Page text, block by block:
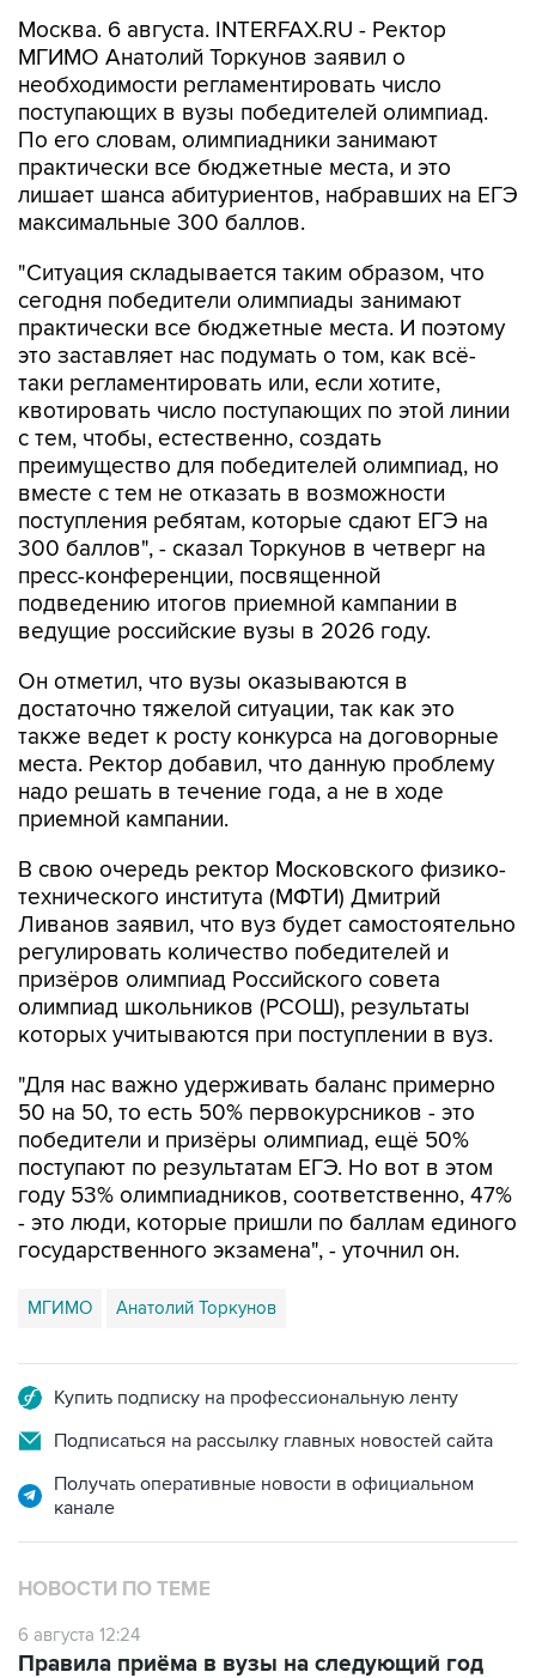
необходимости регламентировать число
поступающих в вузы победителей олимпиад.
По его словам, олимпиадники занимают
практически все бюджетные места, и это
лишает шанса абитуриентов, набравших на ЕГЭ
максимальные 300 баллов.
"Ситуация складывается таким образом, что
практически все бюджетные места. И поэтому
это заставляет нас подумать о том, как всё-
таки регламентировать или, если хотите,
квотировать число поступающих по этой линии
с тем, чтобы, естественно, создать
преимущество для победителей олимпиад, но
вместе с тем не отказать в возможности
поступления ребятам, которые сдают ЕГЭ на
300 баллов", - сказал Торкунов в четверг на
пресс-конференции, посвященной
подведению итогов приемной кампании в
ведущие российские вузы в 2026 году.
Он отметил, что вузы оказываются в
также ведет к росту конкурса на договорные
места. Ректор добавил, что данную проблему
надо решать в течение года, а не в ходе
приемной кампании.
В свою очередь ректор Московского физико-
Ливанов заявил, что вуз будет самостоятельно
регулировать количество победителей и
призёров олимпиад Российского совета
олимпиад школьников (РСОШ), результаты
которых учитываются при поступлении в вуз.
"Для нас важно удерживать баланс примерно
победители и призёры олимпиад, ещё 50%
поступают по результатам ЕГЭ. Но вот в этом
году 53% олимпиадников, соответственно, 47%
- это люди, которые пришли по баллам единого
государственного экзамена", - уточнил он.
МГИМО Анатолий Торкунов
Подписаться на рассылку главных новостей сайта
Получать оперативные новости в официальном
НОВОСТИ ПО ТЕМЕ
6 августа 12:24
опубликуют не позднее 1 ноября